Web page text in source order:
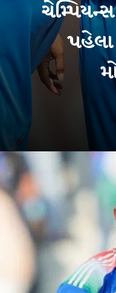
ચેમ્પિયન્સ